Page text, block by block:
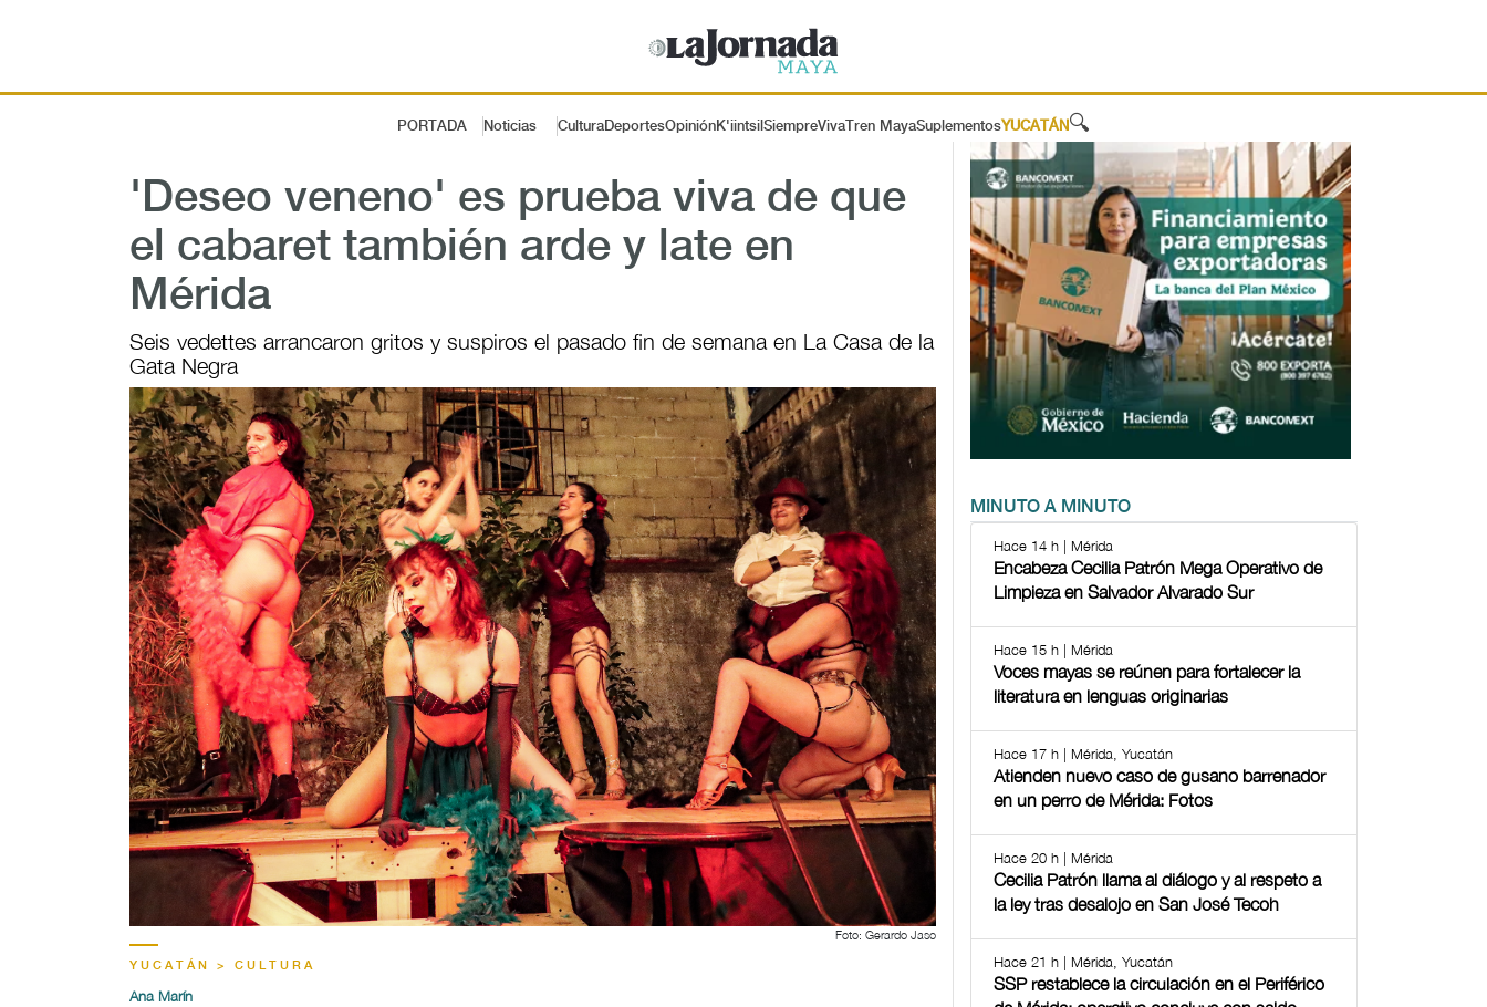
PORTADA Noticias CulturaDeportesOpiniónK'iintsil SiempreViva Tren MayaSuplementosYUCATÁN 🔍
'Deseo veneno' es prueba viva de que
el cabaret también arde y late en
Mérida
Seis vedettes arrancaron gritos y suspiros el pasado fin de semana en La Casa de la
Gata Negra
Foto: Gerardo Jaso
YUCATÁN > CULTURA
Ana Marín
MINUTO A MINUTO
Hace 14 h | Mérida
Encabeza Cecilia Patrón Mega Operativo de
Limpieza en Salvador Alvarado Sur
Hace 15 h | Mérida
Voces mayas se reúnen para fortalecer la
literatura en lenguas originarias
Hace 17 h | Mérida, Yucatán
Atienden nuevo caso de gusano barrenador
en un perro de Mérida: Fotos
Hace 20 h | Mérida
Cecilia Patrón llama al diálogo y al respeto a
la ley tras desalojo en San José Tecoh
Hace 21 h | Mérida, Yucatán
SSP restablece la circulación en el Periférico